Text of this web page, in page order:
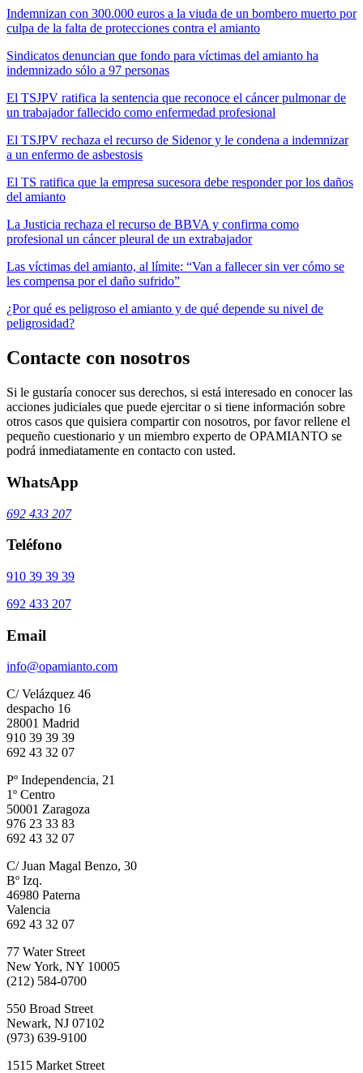
Indemnizan con 300.000 euros a la viuda de un bombero muerto por
culpa de la falta de protecciones contra el amianto
Sindicatos denuncian que fondo para víctimas del amianto ha
indemnizado sólo a 97 personas
El TSJPV ratifica la sentencia que reconoce el cáncer pulmonar de
un trabajador fallecido como enfermedad profesional
El TSJPV rechaza el recurso de Sidenor y le condena a indemnizar
a un enfermo de asbestosis
El TS ratifica que la empresa sucesora debe responder por los daños
del amianto
La Justicia rechaza el recurso de BBVA y confirma como
profesional un cáncer pleural de un extrabajador
Las víctimas del amianto, al límite: “Van a fallecer sin ver cómo se
les compensa por el daño sufrido”
¿Por qué es peligroso el amianto y de qué depende su nivel de
peligrosidad?
Contacte con nosotros
Si le gustaría conocer sus derechos, si está interesado en conocer las
acciones judiciales que puede ejercitar o si tiene información sobre
otros casos que quisiera compartir con nosotros, por favor rellene el
pequeño cuestionario y un miembro experto de OPAMIANTO se
podrá inmediatamente en contacto con usted.
WhatsApp
692 433 207
Teléfono
910 39 39 39
692 433 207
Email
info@opamianto.com
C/ Velázquez 46
despacho 16
28001 Madrid
910 39 39 39
692 43 32 07
Pº Independencia, 21
1º Centro
50001 Zaragoza
976 23 33 83
692 43 32 07
C/ Juan Magal Benzo, 30
Bº Izq.
46980 Paterna
Valencia
692 43 32 07
77 Water Street
New York, NY 10005
(212) 584-0700
550 Broad Street
Newark, NJ 07102
(973) 639-9100
1515 Market Street